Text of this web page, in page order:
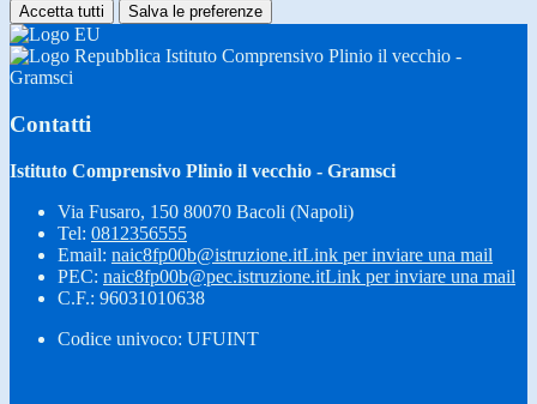
Accetta tutti Salva le preferenze
Istituto Comprensivo Plinio il vecchio -
Gramsci
Contatti
Istituto Comprensivo Plinio il vecchio - Gramsci
Via Fusaro, 150 80070 Bacoli (Napoli)
Tel: 0812356555
Email: naic8fp00b@istruzione.itLink per inviare una mail
PEC: naic8fp00b@pec.istruzione.itLink per inviare una mail
C.F.: 96031010638
Codice univoco: UFUINT